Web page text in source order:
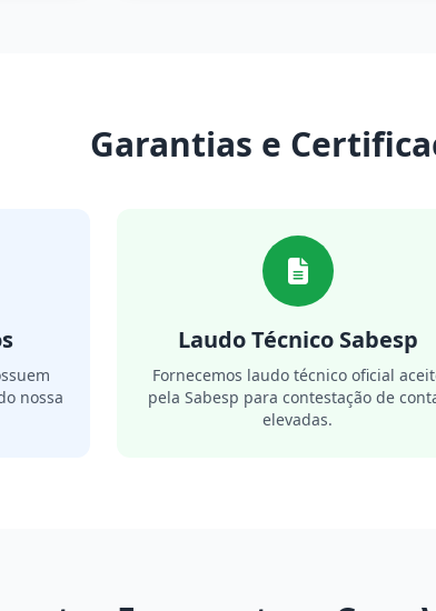
Garantias e
nossa
Laudo Técnico Sabesp
Fornecemos laudo técnico oficial
pela Sabesp para contestação de
elevadas.